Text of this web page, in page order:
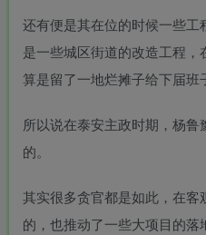
还有便是其在位的时候一些
是一些城区街道的改造工程，
算是留了一地烂摊子给下届班
所以说在泰安主政时期，杨
的。
其实很多贪官都是如此，在
的，也推动了一些大项目的落